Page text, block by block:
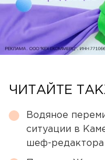
ЧИТАЙТЕ
Водяное
ситуации в
шеф-